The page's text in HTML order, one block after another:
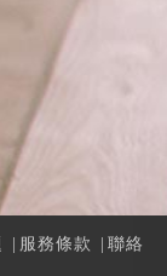
服務條款
聯絡